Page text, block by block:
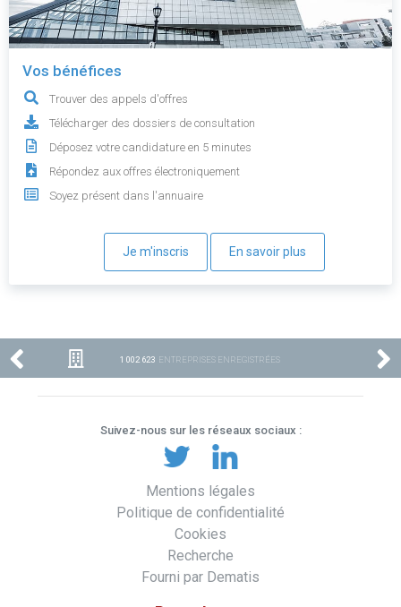
Vos bénéfices
Trouver des appels d'offres
Télécharger des dossiers de consultation
Déposez votre candidature en 5 minutes
Répondez aux offres électroniquement
Soyez présent dans l'annuaire
Je m'inscris En savoir plus
1 002 623 ENTREPRISES ENREGISTRÉES
Suivez-nous sur les réseaux sociaux :
Mentions légales
Politique de confidentialité
Cookies
Recherche
Fourni par Dematis